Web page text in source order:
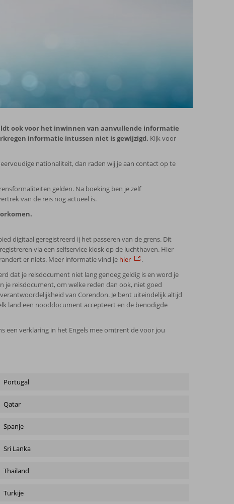
ook voor het inwinnen van aanvullende informatie
informatie intussen niet is gewijzigd. Kijk voor
nationaliteit, dan raden wij je aan contact op te
gelden. Na boeking ben je zelf
van de reis nog actueel is.
digitaal geregistreerd ij het passeren van de grens. Dit
via een selfservice kiosk op de luchthaven. Hier
er niets. Meer informatie vind je hier
.
dat je reisdocument niet lang genoeg geldig is en word je
je reisdocument, om welke reden dan ook, niet goed
van Corendon. Je bent uiteindelijk altijd
land een nooddocument accepteert en de benodigde
een verklaring in het Engels mee omtrent de voor jou
Portugal
Qatar
Spanje
Sri Lanka
Thailand
Turkije